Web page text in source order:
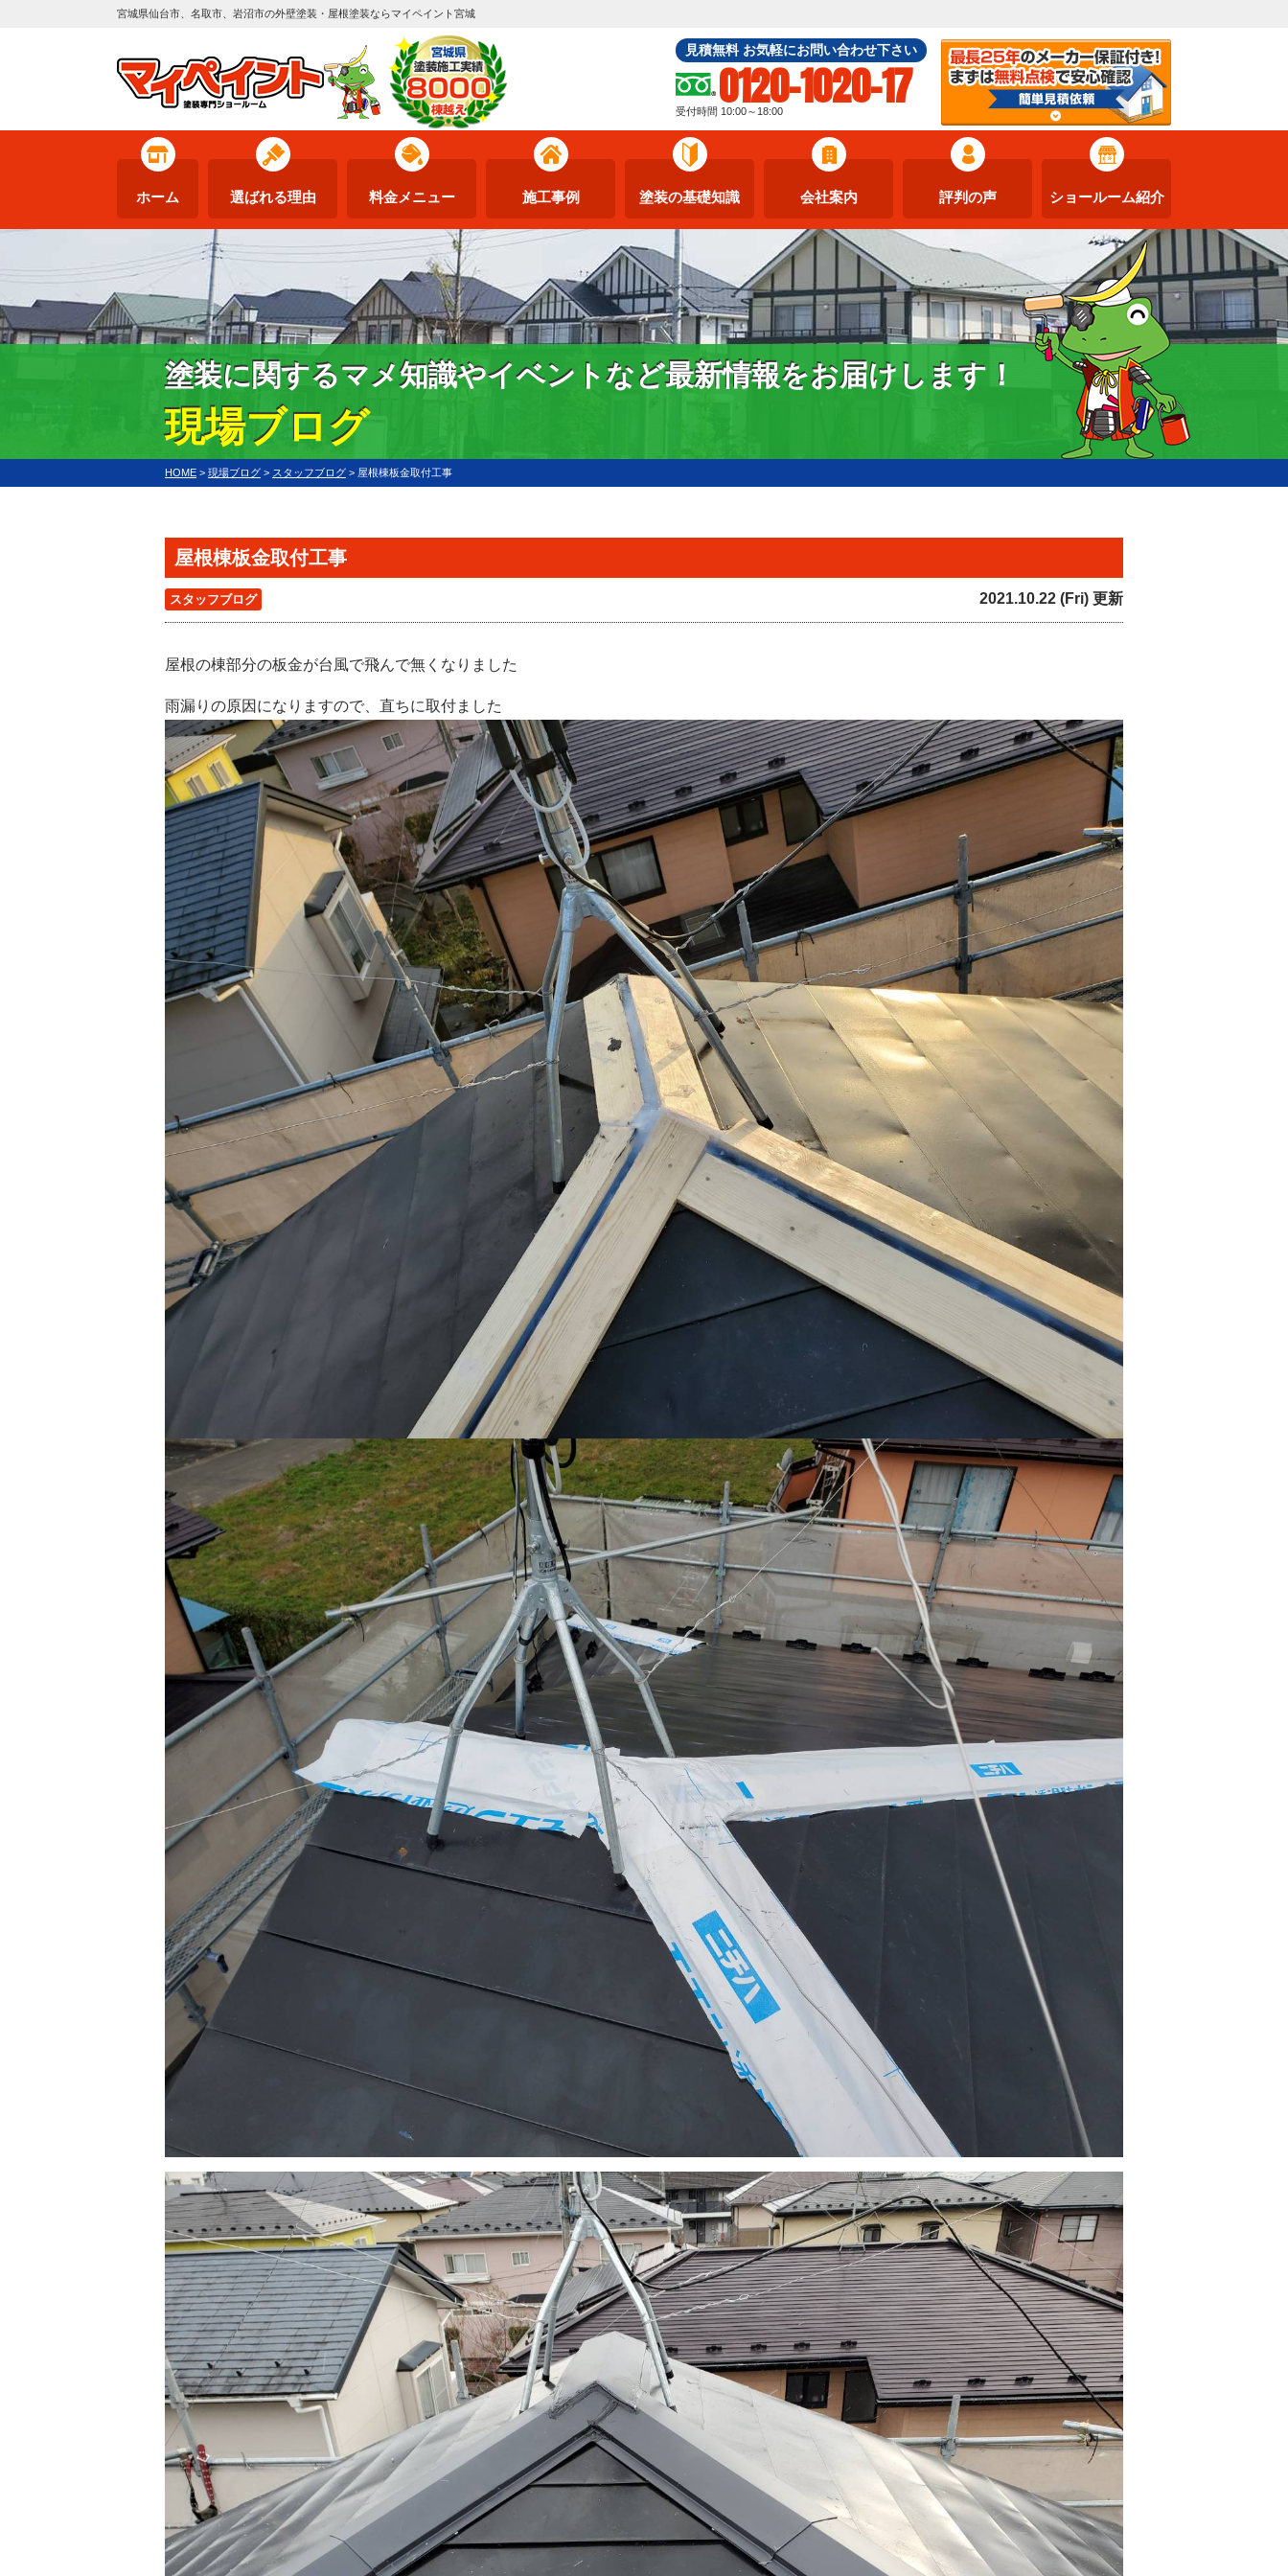
宮城県仙台市、名取市、岩沼市の外壁塗装・屋根塗装ならマイペイント宮城
見積無料 お気軽にお問い合わせ下さい
0120-1020-17
受付時間 10:00～18:00
ホーム 選ばれる理由 料金メニュー 施工事例 塗装の基礎知識 会社案内 評判の声 ショールーム紹介
塗装に関するマメ知識やイベントなど最新情報をお届けします！
現場ブログ
HOME > 現場ブログ > スタッフブログ > 屋根棟板金取付工事
屋根棟板金取付工事
スタッフブログ 2021.10.22 (Fri) 更新
屋根の棟部分の板金が台風で飛んで無くなりました
雨漏りの原因になりますので、直ちに取付ました